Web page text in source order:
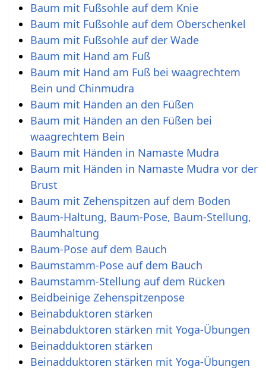
Baum mit Fußsohle auf dem Knie
Baum mit Fußsohle auf dem Oberschenkel
Baum mit Fußsohle auf der Wade
Baum mit Hand am Fuß
Baum mit Hand am Fuß bei waagrechtem
Bein und Chinmudra
Baum mit Händen an den Füßen
Baum mit Händen an den Füßen bei
waagrechtem Bein
Baum mit Händen in Namaste Mudra
Baum mit Händen in Namaste Mudra vor der
Brust
Baum mit Zehenspitzen auf dem Boden
Baum-Haltung, Baum-Pose, Baum-Stellung,
Baumhaltung
Baum-Pose auf dem Bauch
Baumstamm-Pose auf dem Bauch
Baumstamm-Stellung auf dem Rücken
Beidbeinige Zehenspitzenpose
Beinabduktoren stärken
Beinabduktoren stärken mit Yoga-Übungen
Beinadduktoren stärken
Beinadduktoren stärken mit Yoga-Übungen